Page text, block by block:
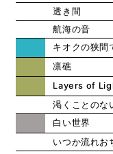
透き間
航海の音
キオクの狭間
凛礁
Layers of
渇くことのな
白い世界
いつか流れお